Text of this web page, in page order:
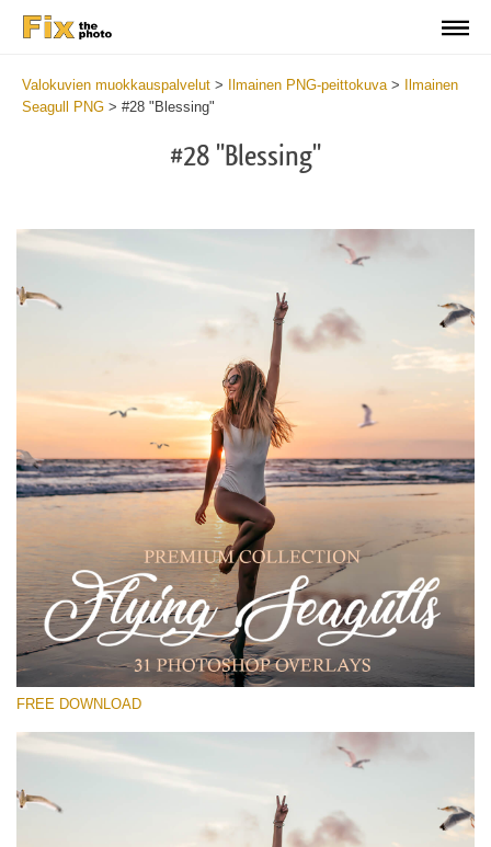
Valokuvien muokkauspalvelut > Ilmainen PNG-peittokuva>
Ilmainen
Seagull PNG > #28 "Blessing"
#28 "Blessing"
Please select
Free PNG Overlay #28
Small 800*533px
Flying Seagulls
(31 Overlays)
Light Sparkling
(740 Overlays)
FREE DOWNLOAD